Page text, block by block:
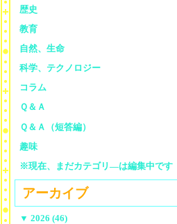
歴史
教育
自然、生命
科学、テクノロジー
コラム
Ｑ＆Ａ
Ｑ＆Ａ（短答編）
趣味
※現在、まだカテゴリ—は編集中です
アーカイブ
▼ 2026 (46)